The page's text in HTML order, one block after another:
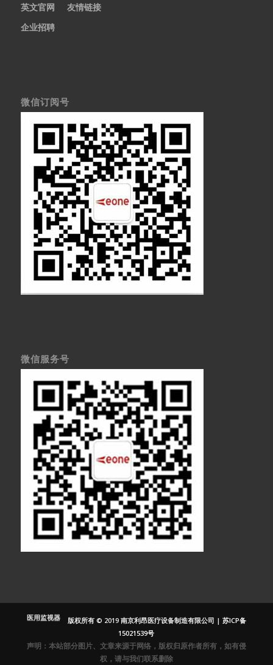
英文官网
友情链接
企业招聘
微信订阅号
微信服务号
内窥镜显示器
医用监视器
灰阶显示器
版权所有 © 2019 南京利昂医疗设备制造有限公司 | 苏ICP备
15021539号
声明：本站部分图片、文章来源于网络，版权归原作者所有，如有侵
权，请与我们联系删除